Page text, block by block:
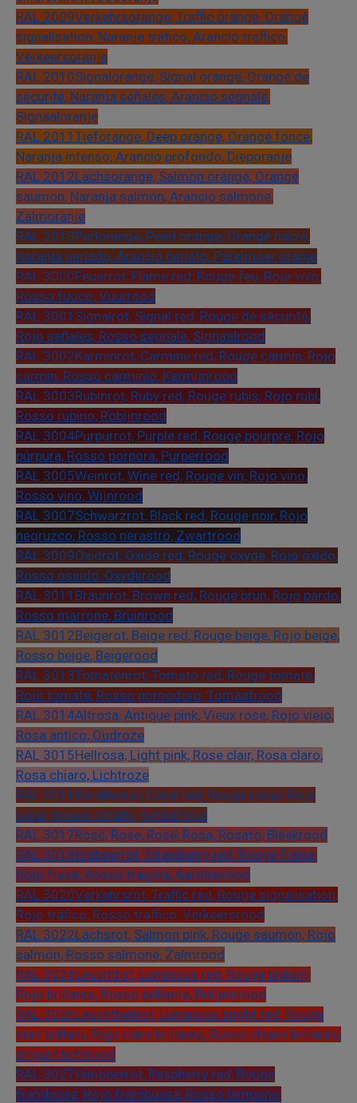
RAL 2009Verkehrsorange, Traffic orange, Orangé
signalisation, Naranja tráfico, Arancio traffico,
Verkeersoranje
RAL 2010Signalorange, Signal orange, Orangé de
sécurité, Naranja señales, Arancio segnale,
Signaaloranje
RAL 2011 Tieforange, Deep orange, Orangé foncé,
Naranja intenso, Arancio profondo, Dieporanje
RAL 2012Lachsorange, Salmon orange, Orangé
saumon, Naranja salmón, Arancio salmone,
Zalmoranje
RAL 2013Perlorange, Pearl orange, Orangé nacré,
Naranja perlado, Arancio perlato, Parelmoer oranje
RAL 3000Feuerrot, Flame red, Rouge feu, Rojo vivo,
Rosso fuoco, Vuurrood
RAL 3001 Signalrot, Signal red, Rouge de sécurité,
Rojo señales, Rosso segnale, Signaalrood
RAL 3002Karminrot, Carmine red, Rouge carmin, Rojo
carmin, Rosso carminio, Karmijnrood
RAL 3003Rubinrot, Ruby red, Rouge rubis, Rojo rubí,
Rosso rubino, Robijnrood
RAL 3004Purpurrot, Purple red, Rouge pourpre, Rojo
púrpura, Rosso porpora, Purperrood
RAL 3005Weinrot, Wine red, Rouge vin, Rojo vino,
Rosso vino, Wijnrood
RAL 3007Schwarzrot, Black red, Rouge noir, Rojo
negruzco, Rosso nerastro, Zwartrood
RAL 3009Oxidrot, Oxide red, Rouge oxyde, Rojo óxido,
Rosso ossido, Oxyderood
RAL 3011 Braunrot, Brown red, Rouge brun, Rojo pardo,
Rosso marrone, Bruinrood
RAL 3012Beigerot, Beige red, Rouge beige, Rojo beige,
Rosso beige, Beigerood
RAL 3013Tomatenrot, Tomato red, Rouge tomate,
Rojo tomate, Rosso pomodoro, Tomaatrood
RAL 3014Altrosa, Antique pink, Vieux rose, Rojo viejo,
Rosa antico, Oudroze
RAL 3015Hellrosa, Light pink, Rose clair, Rosa claro,
Rosa chiaro, Lichtroze
RAL 3016Korallenrot, Coral red, Rouge corail, Rojo
coral, Rosso corallo, Koraalrood
RAL 3017Rosé, Rose, Rosé, Rosa, Rosato, Bleekrood
RAL 3018Erdbeerrot, Strawberry red, Rouge fraise,
Rojo fresa, Rosso fragola, Aardbeirood
RAL 3020Verkehrsrot, Traffic red, Rouge signalisation,
Rojo tráfico, Rosso traffico, Verkeersrood
RAL 3022Lachsrot, Salmon pink, Rouge saumon, Rojo
salmón, Rosso salmone, Zalmrood
RAL 3024Leuchtrot, Luminous red, Rouge brillant,
Rojo brillante, Rosso brillante, Briljantrood
RAL 3026Leuchthellrot, Luminous bright red, Rouge
clair brillant, Rojo claro brillante, Rosso chiaro brillante,
Briljant lichtrood
RAL 3027Himbeerrot, Raspberry red, Rouge
framboise, Rojo frambuesa, Rosso lampone,